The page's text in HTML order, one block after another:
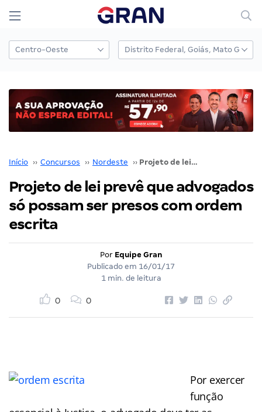
Início ›› Concursos ›› Nordeste ›› Projeto de lei prevê que advogados só possam ser presos com ordem escrita
Projeto de lei prevê que advogados
só possam ser presos com ordem
escrita
Por Equipe Gran
Publicado em 16/01/17
1 min. de leitura
0 0
Por exercer
função